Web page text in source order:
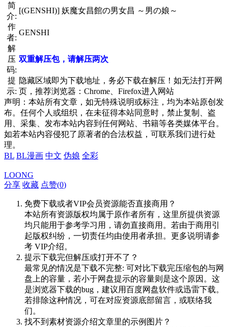
简
介:
[(GENSHI)] 妖魔女昌館の男女昌 ～男の娘～
作
者:
GENSHI
解
压
码:
双重解压包，请解压两次
提
示:
隐藏区域即为下载地址，务必下载在解压！如无法打开网
页，推荐浏览器：Chrome、Firefox进入网站
声明：本站所有文章，如无特殊说明或标注，均为本站原创发
布。任何个人或组织，在未征得本站同意时，禁止复制、盗
用、采集、发布本站内容到任何网站、书籍等各类媒体平台。
如若本站内容侵犯了原著者的合法权益，可联系我们进行处
理。
BL BL漫画 中文 伪娘 全彩
LOONG
分享 收藏 点赞(0)
免费下载或者VIP会员资源能否直接商用？
本站所有资源版权均属于原作者所有，这里所提供资源
均只能用于参考学习用，请勿直接商用。若由于商用引
起版权纠纷，一切责任均由使用者承担。更多说明请参
考 VIP介绍。
提示下载完但解压或打开不了？
最常见的情况是下载不完整: 可对比下载完压缩包的与网
盘上的容量，若小于网盘提示的容量则是这个原因。这
是浏览器下载的bug，建议用百度网盘软件或迅雷下载。
若排除这种情况，可在对应资源底部留言，或联络我
们。
找不到素材资源介绍文章里的示例图片？